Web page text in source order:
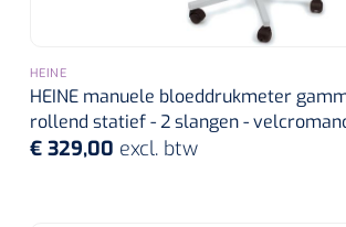
HEINE
HEINE manuele bloeddrukmeter
rollend statief - 2 slangen -
€ 329,00 excl. btw